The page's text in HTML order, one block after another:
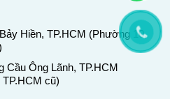
Hiền, TP.HCM (Phường 10,
Cầu Ông Lãnh, TP.HCM
cũ)